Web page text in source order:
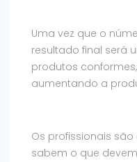
Uma vez que o
resultado final será
produtos
aumentando a
Os profissionais
sabem o que